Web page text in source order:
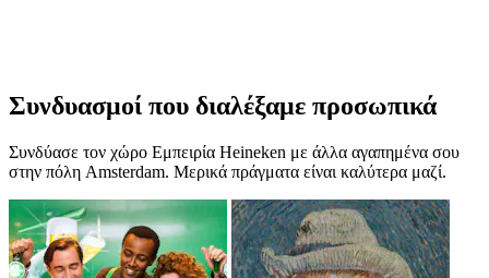
Συνδυασμοί που διαλέξαμε προσωπικά
Συνδύασε τον χώρο Εμπειρία Heineken με άλλα αγαπημένα σου
στην πόλη Amsterdam. Μερικά πράγματα είναι καλύτερα μαζί.